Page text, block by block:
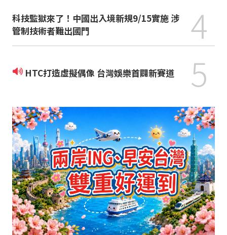
科技監獄來了！中國出入境新規9/15實施 涉
管制技術者難出國門
4
HTC打造虛擬偶像 台灣娛樂首闢新賽道 5